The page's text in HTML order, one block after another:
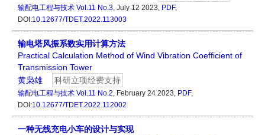
输配电工程与技术 Vol.11 No.3, July 12 2023, PDF,
DOI:10.12677/TDET.2022.113003
输电塔风振系数实用计算方法
Practical Calculation Method of Wind Vibration Coefficient of
Transmission Tower
黄枭雄
科研立项经费支持
输配电工程与技术 Vol.11 No.2, February 24 2023, PDF,
DOI:10.12677/TDET.2022.112002
一种无线充电小车的设计与实现